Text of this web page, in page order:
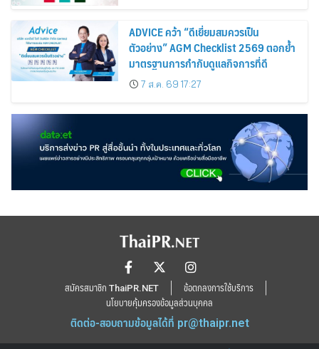
ADVICE คว้า “ดีเยี่ยมสมควรเป็น
ตัวอย่าง” AGM Checklist 2569 ตอกย้ำ
มาตรฐานการกำกับดูแลกิจการที่ดี
7 ส.ค. 69 17:27
สมัครสมาชิก ThaiPR.NET
ข้อตกลงการใช้บริการ
นโยบายคุ้มครองข้อมูลส่วนบุคคล
ติดต่อ-สอบถามข้อมูลได้ที่ pr@thaipr.net